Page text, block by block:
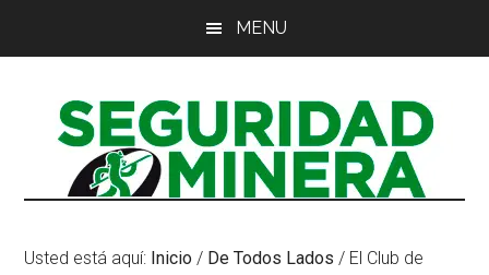
principal
MENU
Usted está aquí: Inicio / De Todos Lados / El Club de